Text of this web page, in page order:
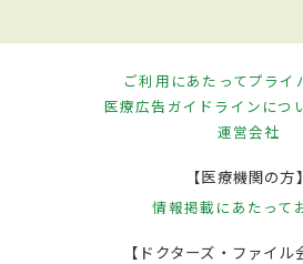
ご利用にあたってプライ
医療広告ガイドラインにつ
運営会社
【医療機関の方】
情報掲載にあたって
【ドクターズ・ファイル